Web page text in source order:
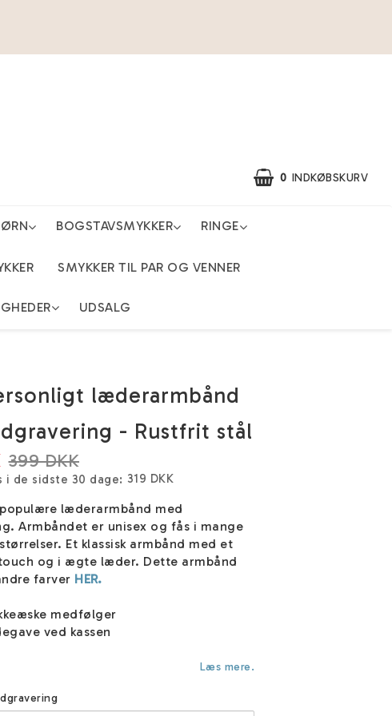
0 INDKØBSKURV
BOGSTAVSMYKKER RINGE
SMYKKER TIL PAR OG VENNER
UDSALG
læderarmbånd
- Rustfrit stål
399 DKK
i de sidste 30 dage 319 DKK
læderarmbånd med
Armbåndet er unisex og fås i mange
Et klassisk armbånd med et
og i ægte læder. Dette armbånd
farver HER.
medfølger
ved kassen
Læs mere.